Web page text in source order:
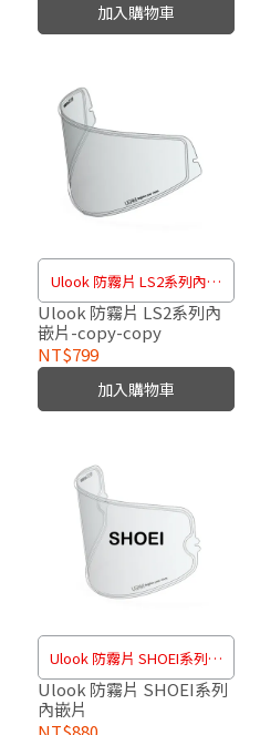
加入購物車
Ulook 防霧片 LS2系列內嵌
片
Ulook 防霧片 LS2系列內
嵌片-copy-copy
NT$799
加入購物車
Ulook 防霧片 SHOEI系列內
嵌片
Ulook 防霧片 SHOEI系列
內嵌片